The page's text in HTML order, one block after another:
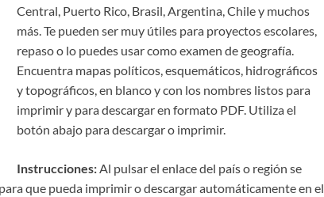
Central, Puerto Rico, Brasil, Argentina, Chile y muchos
más. Te pueden ser muy útiles para proyectos escolares,
repaso o lo puedes usar como examen de geografía.
Encuentra mapas políticos, esquemáticos, hidrográficos
y topográficos, en blanco y con los nombres listos para
imprimir y para descargar en formato PDF. Utiliza el
botón abajo para descargar o imprimir.
Instrucciones:Al pulsar el enlace del país o región se
que pueda imprimir o descargar automáticamente en el